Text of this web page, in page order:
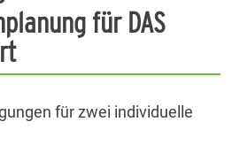
für DAS
für zwei individuelle